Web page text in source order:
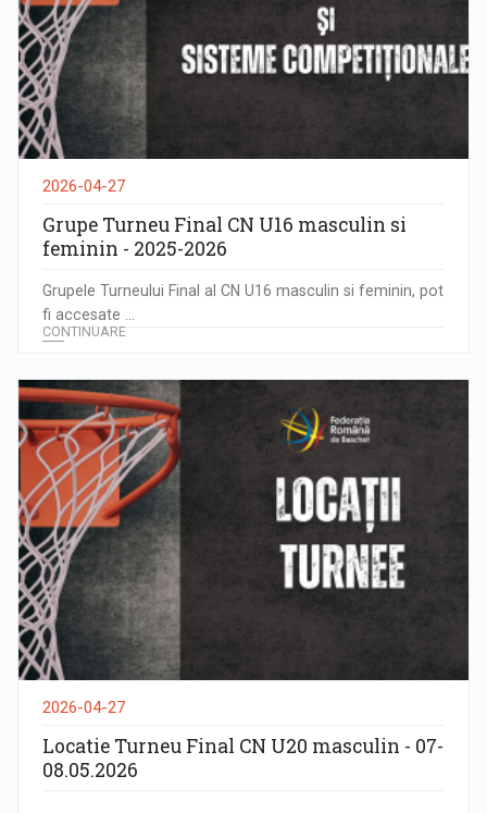
2026-04-27
Grupe Turneu Final CN U16 masculin si
feminin - 2025-2026
Grupele Turneului Final al CN U16 masculin si feminin, pot
fi accesate ...
CONTINUARE
2026-04-27
Locatie Turneu Final CN U20 masculin - 07-
08.05.2026